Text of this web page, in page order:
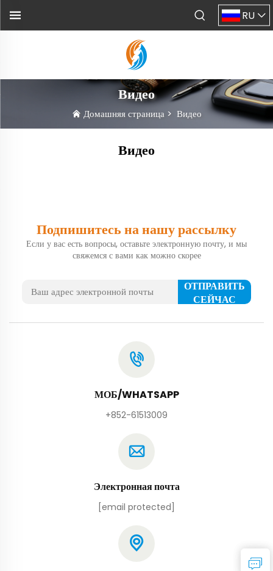
RU
Видео
Домашняя страница> Видео
Видео
Подпишитесь на нашу рассылку
Если у вас есть вопросы, оставьте электронную почту, и мы
свяжемся с вами как можно скорее
ОТПРАВИТЬ
СЕЙЧАС
МОБ/WHATSAPP
+852-61513009
Электронная почта
[email protected]